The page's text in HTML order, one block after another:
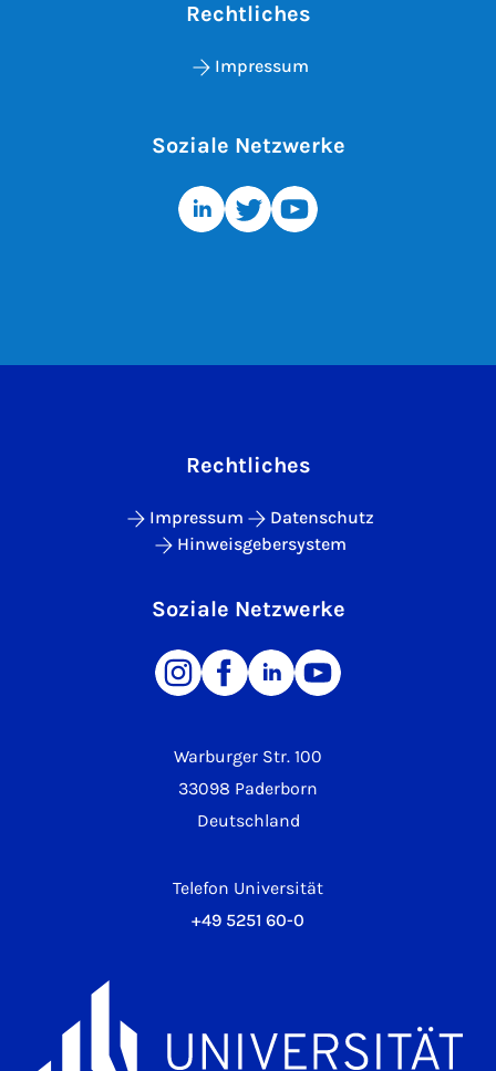
Rechtliches
Impressum
Soziale Netzwerke
Warburger Str. 100
33098 Paderborn
Deutschland
Telefon Universität
+49 5251 60-0
Rechtliches
Impressum
Datenschutz
Hinweisgebersystem
Soziale Netzwerke